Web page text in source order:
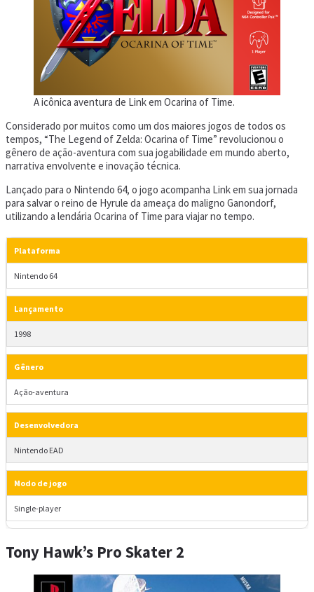
A icônica aventura de Link em Ocarina of Time.
Considerado por muitos como um dos maiores jogos de todos os
tempos, “The Legend of Zelda: Ocarina of Time” revolucionou o
gênero de ação-aventura com sua jogabilidade em mundo aberto,
narrativa envolvente e inovação técnica.
Lançado para o Nintendo 64, o jogo acompanha Link em sua jornada
para salvar o reino de Hyrule da ameaça do maligno Ganondorf,
utilizando a lendária Ocarina of Time para viajar no tempo.
Plataforma
Nintendo 64
Lançamento
1998
Gênero
Ação-aventura
Desenvolvedora
Nintendo EAD
Modo de jogo
Single-player
Tony Hawk’s Pro Skater 2